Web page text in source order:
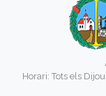
Horari: Tots els